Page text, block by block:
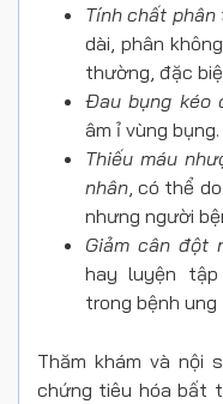
Tính chất phân
dài, phân
thường, đặc
Đau bụng kéo
âm ỉ vùng bụng.
Thiếu máu
nhân , có thể
nhưng người
Giảm cân đột
hay luyện
trong bệnh
Thăm khám và nội
chứng tiêu hóa bất